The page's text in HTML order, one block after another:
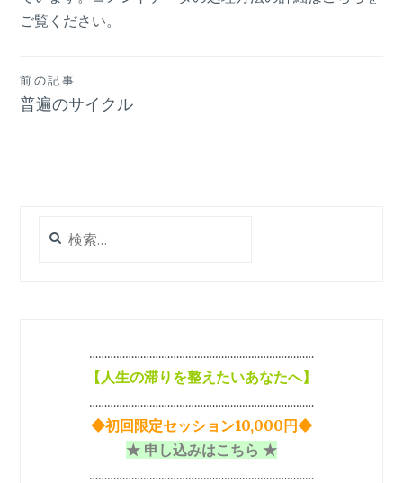
ご覧ください。
投
稿
前の記事
普遍のサイクル
索:
…………………………………………………………………
【 人生の滞りを整えたいあなたへ】
…………………………………………………………………
◆初回限定セッション10,000円◆
★ 申し込みはこちら ★
…………………………………………………………………